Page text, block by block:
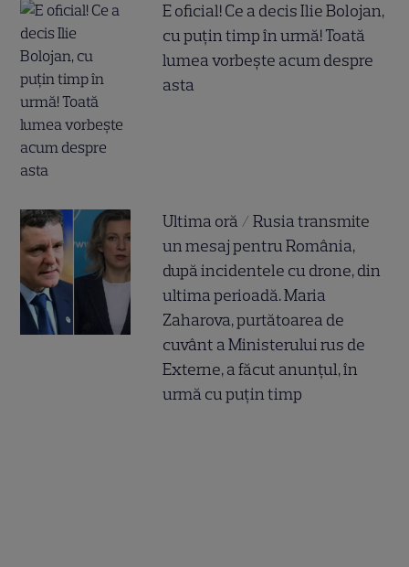
E oficial! Ce a decis Ilie Bolojan,
cu puțin timp în urmă! Toată
lumea vorbește acum despre
asta
Ultima oră / Rusia transmite
un mesaj pentru România,
după incidentele cu drone, din
ultima perioadă. Maria
Zaharova, purtătoarea de
cuvânt a Ministerului rus de
Externe, a făcut anunțul, în
urmă cu puțin timp